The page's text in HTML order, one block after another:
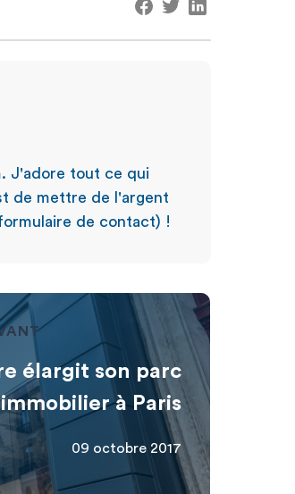
J'adore tout ce qui
de mettre de l'argent
de contact) !
élargit son parc
immobilier à Paris
09 octobre 2017